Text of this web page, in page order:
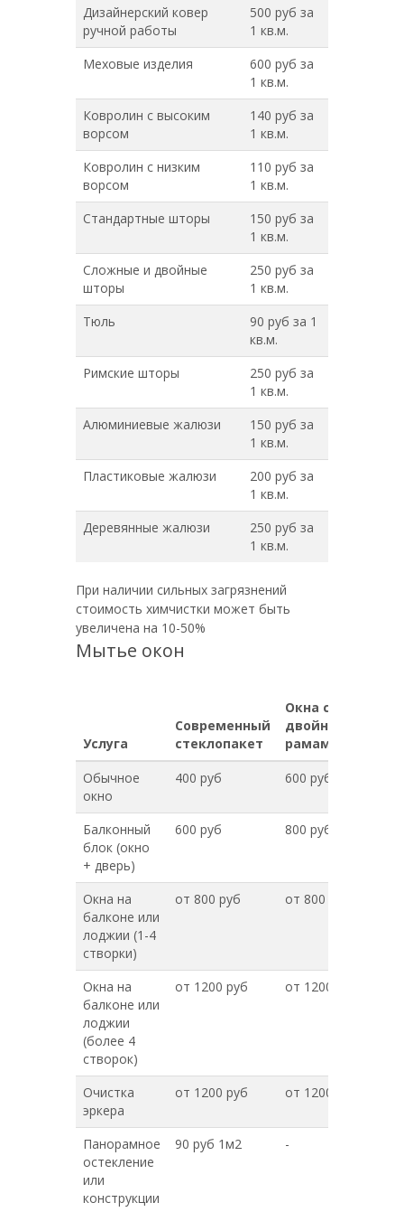
Дизайнерский ковер
ручной работы
500 руб за
1 кв.м.
Меховые изделия
600 руб за
1 кв.м.
Ковролин с высоким
ворсом
140 руб за
1 кв.м.
Ковролин с низким
ворсом
110 руб за
1 кв.м.
Стандартные шторы
150 руб за
1 кв.м.
Сложные и двойные
шторы
250 руб за
1 кв.м.
Тюль
90 руб за 1
кв.м.
Римские шторы
250 руб за
1 кв.м.
Алюминиевые жалюзи
150 руб за
1 кв.м.
Пластиковые жалюзи
200 руб за
1 кв.м.
Деревянные жалюзи
250 руб за
1 кв.м.
При наличии сильных загрязнений
стоимость химчистки может быть
увеличена на 10-50%
Мытье окон
Услуга
Современный
стеклопакет
Окна с
двойными
рамами
Обычное
окно
400 руб 600 руб
Балконный
блок (окно
+ дверь)
600 руб 800 руб
Окна на
балконе или
лоджии (1-4
створки)
от 800 руб от 800 руб
Окна на
балконе или
лоджии
(более 4
створок)
от 1200 руб от 1200 руб
Очистка
эркера
от 1200 руб от 1200 руб
Панорамное
остекление
или
конструкции
90 руб 1м2 -